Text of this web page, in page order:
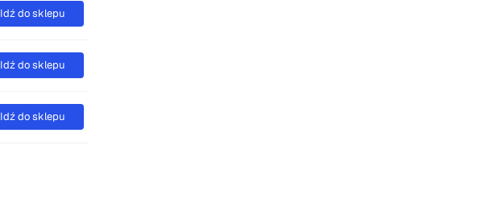
Idź do sklepu
Idź do sklepu
Idź do sklepu